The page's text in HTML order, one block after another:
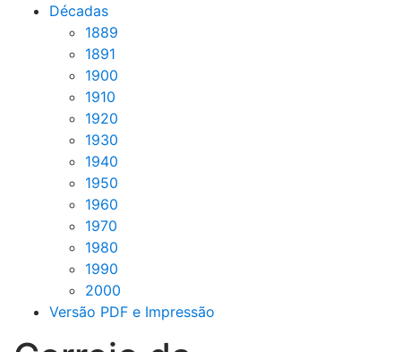
Décadas
1889
1891
1900
1910
1920
1930
1940
1950
1960
1970
1980
1990
2000
Versão PDF e Impressão